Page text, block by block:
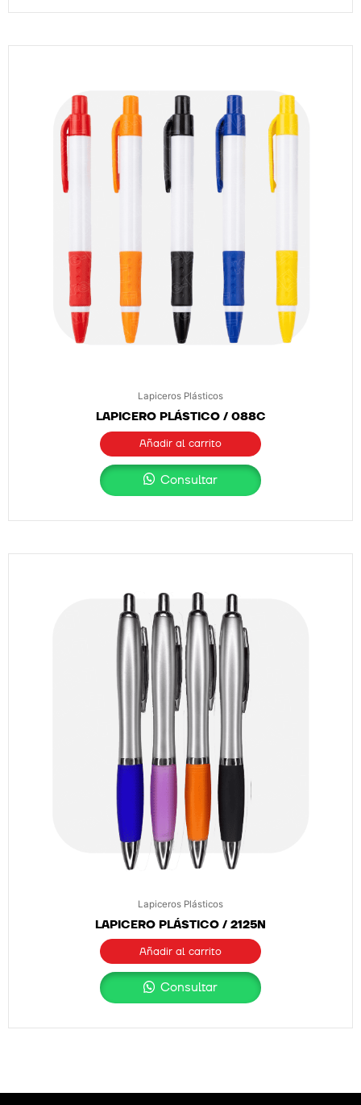
Lapiceros Plásticos
LAPICERO PLÁSTICO / 088C
Añadir al carrito
Consultar
Lapiceros Plásticos
LAPICERO PLÁSTICO / 2125N
Añadir al carrito
Consultar